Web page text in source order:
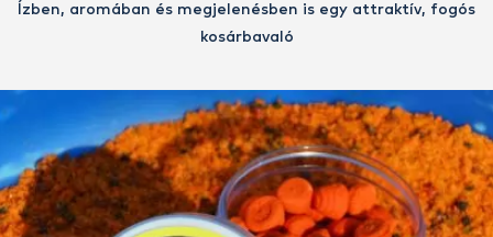
Ízben, aromában és megjelenésben is egy attraktív, fogós
kosárbavaló